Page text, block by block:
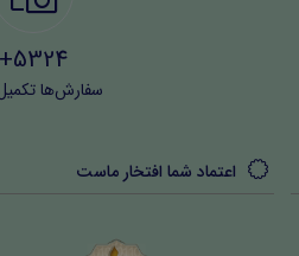
5324+
سفارش‌ها
اعتماد شما افتخار ماست